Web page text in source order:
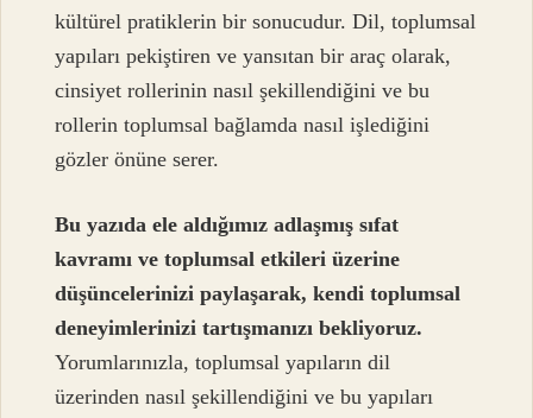
kültürel pratiklerin bir sonucudur. Dil, toplumsal
yapıları pekiştiren ve yansıtan bir araç olarak,
cinsiyet rollerinin nasıl şekillendiğini ve bu
rollerin toplumsal bağlamda nasıl işlediğini
gözler önüne serer.
Bu yazıda ele aldığımız adlaşmış sıfat
kavramı ve toplumsal etkileri üzerine
düşüncelerinizi paylaşarak, kendi toplumsal
deneyimlerinizi tartışmanızı bekliyoruz.
Yorumlarınızla, toplumsal yapıların dil
üzerinden nasıl şekillendiğini ve bu yapıları